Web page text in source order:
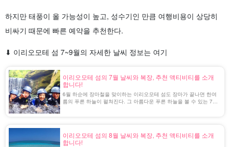
하지만 태풍이 올 가능성이 높고, 성수기인 만큼 여행비용이 상당히
비싸기 때문에 빠른 예약을 추천한다.
⬇︎ 이리오모테 섬 7~9월의 자세한 날씨 정보는 여기
이리오모테 섬의 7월 날씨와 복장, 추천 액티비티를 소개
합니다!
6월 하순에 장마철을 맞이하는 이리오모테 섬도 장마가 끝나면 한여
름의 푸른 하늘이 펼쳐진다. 그 아름다운 푸른 하늘을 볼 수 있는 7월
이리오모테 섬의 8월 날씨와 복장, 추천 액티비티를 소개
합니다!